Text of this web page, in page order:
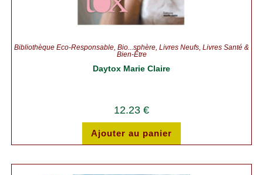
Bibliothèque Éco-Responsable, Bio...sphère, Livres Neufs, Livres Santé &
Bien-Être
Daytox Marie Claire
12.23 €
Ajouter au panier